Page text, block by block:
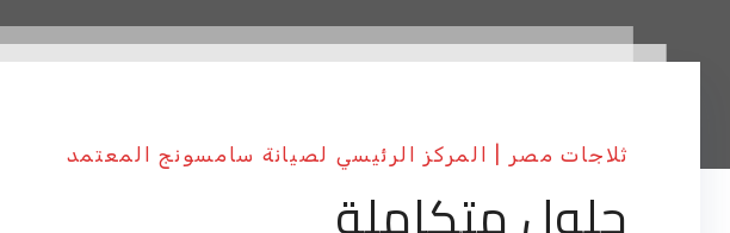
ثلاجات مصر | المركز الرئيسي لصيانة سامسونج المعتمد